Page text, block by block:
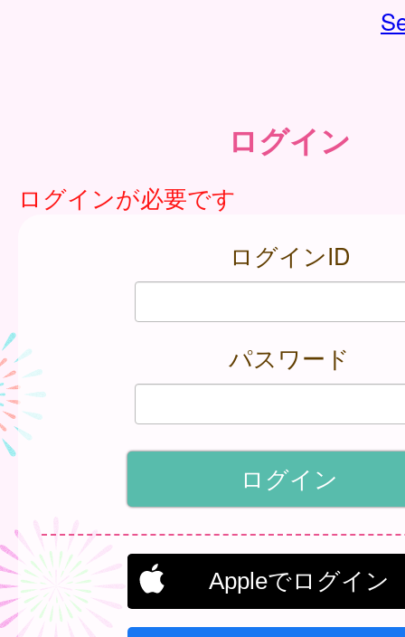
ログイン
ログインが必要です
ログインID
パスワード
Appleでログイン